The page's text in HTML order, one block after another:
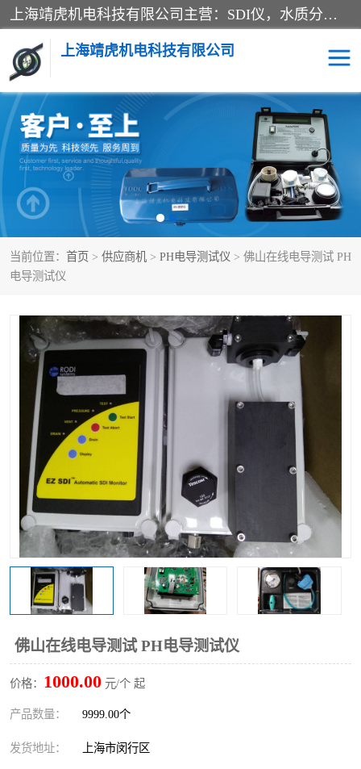
上海靖虎机电科技有限公司主营：SDI仪，水质分析仪，水质检测仪产品；上海靖虎机电科技有限公司在专业制造和研发等方面的强大的平台优势，利用自身在自动化仪表、自控系统及环保监测仪器的专长，以优良的技术，优越的产品质量和良好的服务质量与广大客户真诚合作。
上海靖虎机电科技有限公司
当前位置： 首页 > 供应商机 > PH电导测试仪 > 佛山在线电导测试 PH
电导测试仪
佛山在线电导测试 PH电导测试仪
价格： 1000.00 元/个 起
产品数量： 9999.00个
发货地址： 上海市闵行区
SDI仪 过滤膜过滤纸
PH电导测试笔 水质分析仪
水质检测仪 电导测试笔
PH电导测试仪